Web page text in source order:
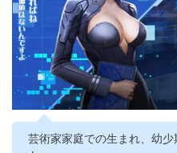
芸術家家庭での生まれ、幼